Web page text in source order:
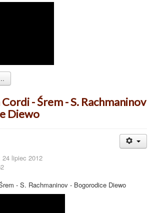
- Śrem - S. Rachmaninov
Diewo
24 lipiec 2012
- S. Rachmaninov - Bogorodice Diewo